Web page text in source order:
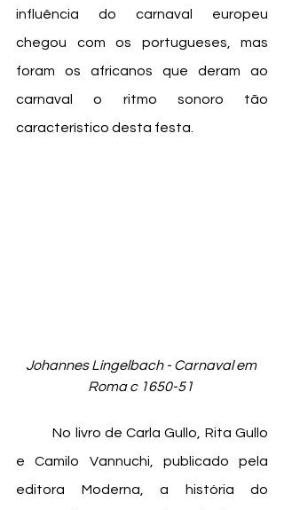
influência do carnaval europeu
chegou com os portugueses, mas
foram os africanos que deram ao
carnaval o ritmo sonoro tão
característico desta festa.
Johannes Lingelbach - Carnaval em
Roma c 1650-51
	No livro de Carla Gullo, Rita Gullo
e Camilo Vannuchi, publicado pela
editora Moderna, a história do